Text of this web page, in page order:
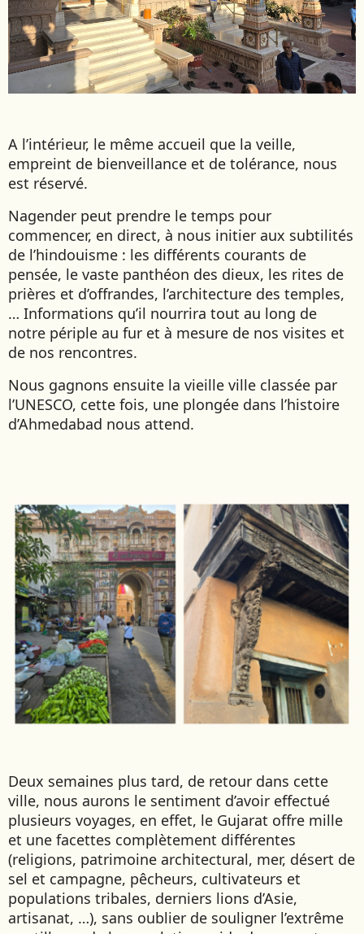
A l’intérieur, le même accueil que la veille,
empreint de bienveillance et de tolérance, nous
est réservé.
Nagender peut prendre le temps pour
commencer, en direct, à nous initier aux subtilités
de l’hindouisme : les différents courants de
pensée, le vaste panthéon des dieux, les rites de
prières et d’offrandes, l’architecture des temples,
… Informations qu’il nourrira tout au long de
notre périple au fur et à mesure de nos visites et
de nos rencontres.
Nous gagnons ensuite la vieille ville classée par
l’UNESCO, cette fois, une plongée dans l’histoire
d’Ahmedabad nous attend.
Deux semaines plus tard, de retour dans cette
ville, nous aurons le sentiment d’avoir effectué
plusieurs voyages, en effet, le Gujarat offre mille
et une facettes complètement différentes
(religions, patrimoine architectural, mer, désert de
sel et campagne, pêcheurs, cultivateurs et
populations tribales, derniers lions d’Asie,
artisanat, …), sans oublier de souligner l’extrême